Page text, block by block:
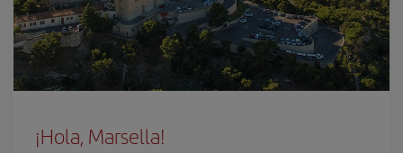
¡Hola, Marsella!